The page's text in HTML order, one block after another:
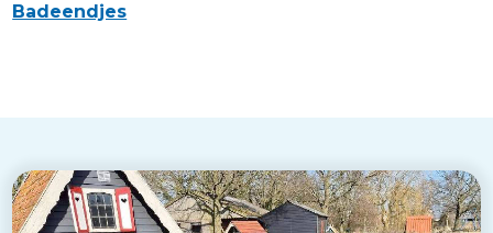
Badeendjes